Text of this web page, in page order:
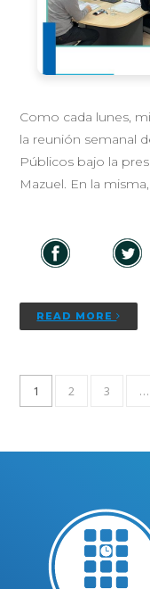
Como cada lunes,
la reunión semanal
Públicos bajo la
Mazuel. En la misma,
READ MORE
1 2 3 …